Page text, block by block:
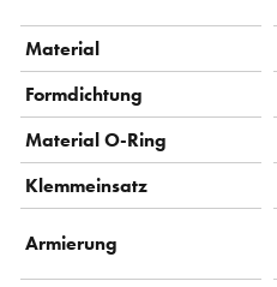
Material
Formdichtung
Material O-Ring
Klemmeinsatz
Armierung